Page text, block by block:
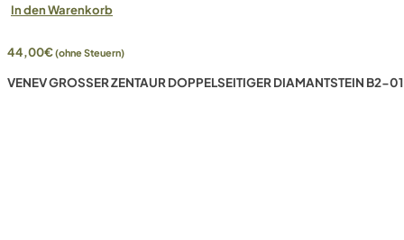
In den Warenkorb
44,00€(ohne Steuern)
VENEV GROSSER ZENTAUR DOPPELSEITIGER DIAMANTSTEIN B2-